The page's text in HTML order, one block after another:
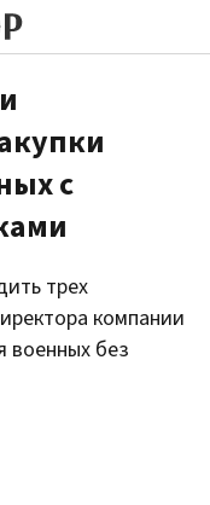
с
трех
компании
военных без